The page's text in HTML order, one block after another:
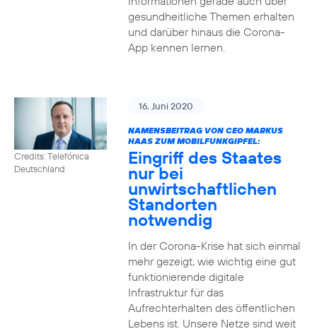
gesundheitliche Themen erhalten
und darüber hinaus die Corona-
App kennen lernen.
Credits: Telefónica
Deutschland
16. Juni 2020
NAMENSBEITRAG VON CEO MARKUS
HAAS ZUM MOBILFUNKGIPFEL:
Eingriff des Staates
nur bei
unwirtschaftlichen
Standorten
notwendig
In der Corona-Krise hat sich einmal
mehr gezeigt, wie wichtig eine gut
funktionierende digitale
Infrastruktur für das
Aufrechterhalten des öffentlichen
Lebens ist. Unsere Netze sind weit